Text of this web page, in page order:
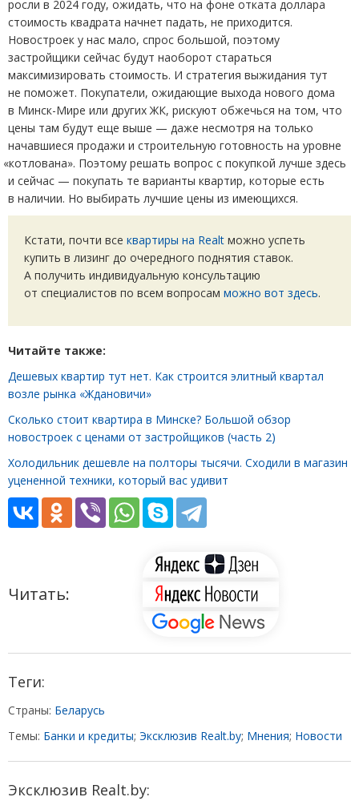
росли в 2024 году, ожидать, что на фоне отката доллара
стоимость квадрата начнет падать, не приходится.
Новостроек у нас мало, спрос большой, поэтому
застройщики сейчас будут наоборот стараться
максимизировать стоимость. И стратегия выжидания тут
не поможет. Покупатели, ожидающие выхода нового дома
в Минск-Мире или других ЖК, рискуют обжечься на том, что
цены там будут еще выше — даже несмотря на только
начавшиеся продажи и строительную готовность на уровне
«котлована». Поэтому решать вопрос с покупкой лучше здесь
и сейчас — покупать те варианты квартир, которые есть
в наличии. Но выбирать лучшие цены из имеющихся.
Кстати, почти все квартиры на Realt можно успеть
купить в лизинг до очередного поднятия ставок.
А получить индивидуальную консультацию
от специалистов по всем вопросам можно вот здесь.
Читайте также:
Дешевых квартир тут нет. Как строится элитный квартал
возле рынка «Ждановичи»
Сколько стоит квартира в Минске? Большой обзор
новостроек с ценами от застройщиков (часть 2)
Холодильник дешевле на полторы тысячи. Сходили в магазин
уцененной техники, который вас удивит
Читать:
Теги:
Страны: Беларусь
Темы: Банки и кредиты; Эксклюзив Realt.by; Мнения; Новости
Эксклюзив Realt.by: